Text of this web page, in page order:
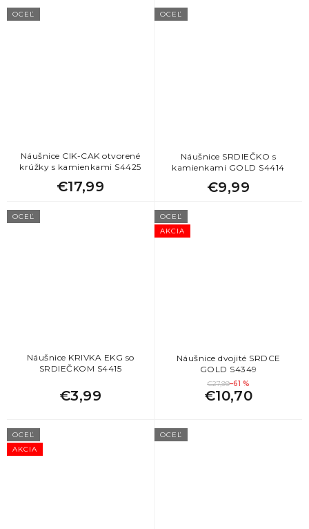
OCEĽ
Náušnice CIK-CAK otvorené
krúžky s kamienkami S4425
€17,99
OCEĽ
Náušnice SRDIEČKO s
kamienkami GOLD S4414
€9,99
OCEĽ
Náušnice KRIVKA EKG so
SRDIEČKOM S4415
€3,99
AKCIA
OCEĽ
Náušnice dvojité SRDCE
GOLD S4349
€27,99–61 %
€10,70
AKCIA
OCEĽ OCEĽ